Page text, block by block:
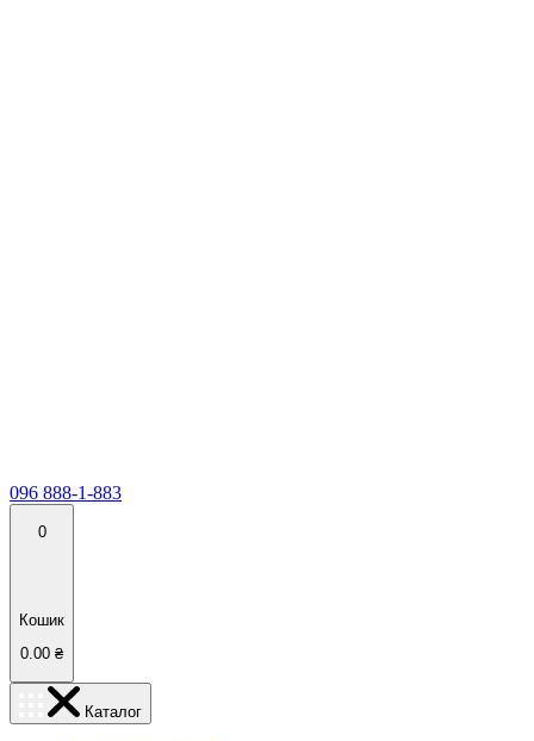
096 888-1-883
0
Кошик
0.00 ₴
Каталог